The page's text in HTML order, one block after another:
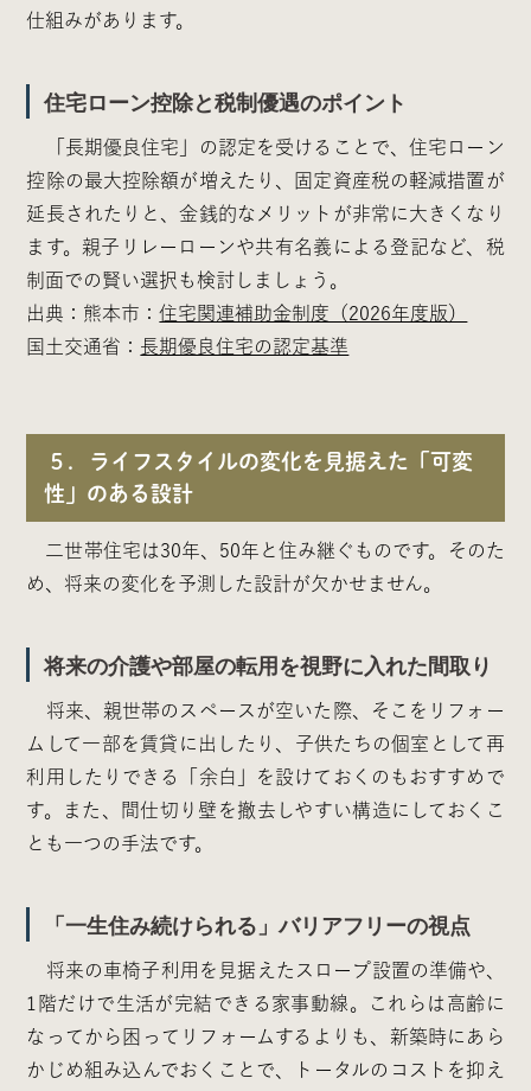
仕組みがあります。
住宅ローン控除と税制優遇のポイント
「長期優良住宅」の認定を受けることで、住宅ローン
控除の最大控除額が増えたり、固定資産税の軽減措置が
延長されたりと、金銭的なメリットが非常に大きくなり
ます。親子リレーローンや共有名義による登記など、税
制面での賢い選択も検討しましょう。
出典：熊本市：住宅関連補助金制度（2026年度版）
国土交通省： 長期優良住宅の認定基準
５．ライフスタイルの変化を見据えた「可変
性」のある設計
二世帯住宅は30年、50年と住み継ぐものです。そのた
め、将来の変化を予測した設計が欠かせません。
将来の介護や部屋の転用を視野に入れた間取り
将来、親世帯のスペースが空いた際、そこをリフォー
ムして一部を賃貸に出したり、子供たちの個室として再
利用したりできる「余白」を設けておくのもおすすめで
す。また、間仕切り壁を撤去しやすい構造にしておくこ
とも一つの手法です。
「一生住み続けられる」バリアフリーの視点
将来の車椅子利用を見据えたスロープ設置の準備や、
1階だけで生活が完結できる家事動線。これらは高齢に
なってから困ってリフォームするよりも、新築時にあら
かじめ組み込んでおくことで、トータルのコストを抑え